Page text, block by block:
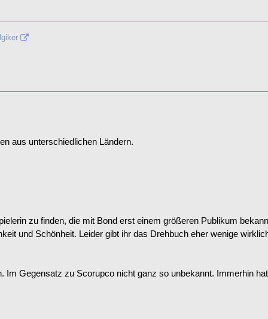
aus unterschiedlichen Ländern.
zu finden, die mit Bond erst einem größeren Publikum
und Schönheit. Leider gibt ihr das Drehbuch eher wenige
Gegensatz zu Scorupco nicht ganz so unbekannt. Immerhin